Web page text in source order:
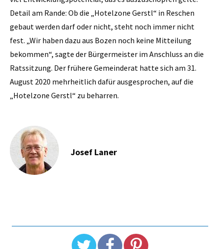
Detail am Rande: Ob die „Hotelzone Gerstl“ in Reschen
gebaut werden darf oder nicht, steht noch immer nicht
fest. „Wir haben dazu aus Bozen noch keine Mitteilung
bekommen“, sagte der Bürgermeister im Anschluss an die
Ratssitzung. Der frühere Gemeinderat hatte sich am 31.
August 2020 mehrheitlich dafür ausgesprochen, auf die
„Hotelzone Gerstl“ zu beharren.
Josef Laner